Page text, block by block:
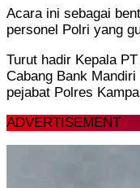
Acara ini sebagai
personel Polri yang
Turut hadir Kepala
Cabang Bank
pejabat Polres
ADVERTISEMENT